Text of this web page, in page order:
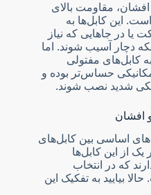
مقاومت بالای
این کابل‌ها به
یا در جاهایی که نیاز
دچار آسیب شوند. اما
کابل‌های مفتولی
حساس‌تر بوده و
شدید نصب شوند.
افشان
اساسی بین کابل‌های
از این کابل‌ها
که در انتخاب
بیایید به تفکیک این